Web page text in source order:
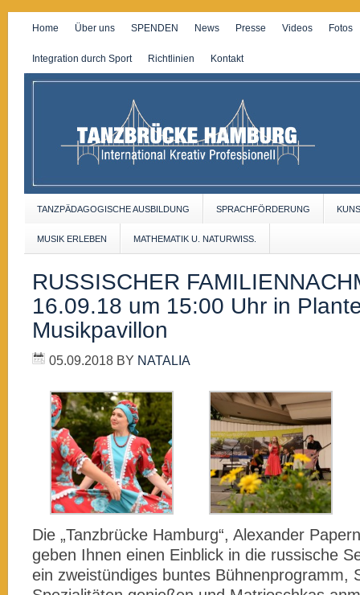
Home Über uns SPENDEN News Presse Videos Fotos
Integration durch Sport Richtlinien Kontakt
TANZPÄDAGOGISCHE AUSBILDUNG SPRACHFÖRDERUNG
MUSIK ERLEBEN MATHEMATIK U. NATURWISS.
RUSSISCHER
16.09.18 um 15:00 Uhr in
Musikpavillon
05.09.2018 BY NATALIA
Die „Tanzbrücke Hamburg“, Alexander
geben Ihnen einen Einblick in die russische
ein zweistündiges buntes Bühnenprogramm,